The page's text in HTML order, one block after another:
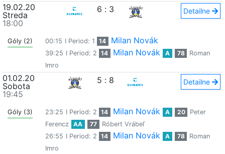
19.02.20
Streda
18:00
6 : 3 Detailne
Góly (2) 00:15 I Period: 1 14 Milan Novák
39:25 I Period: 2 14 Milan Novák A 78
Roman
Imro
01.02.20
Sobota
19:45
5 : 8 Detailne
Góly (3) 23:25 I Period: 2 14 Milan Novák A 20
Peter
Ferencz
AA 77
Róbert Vrábeľ
26:55 I Period: 2 14 Milan Novák A 78
Roman
Imro